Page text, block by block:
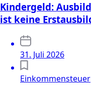
Kindergeld:
ist keine
31. Juli 2026
Einkommensteuer